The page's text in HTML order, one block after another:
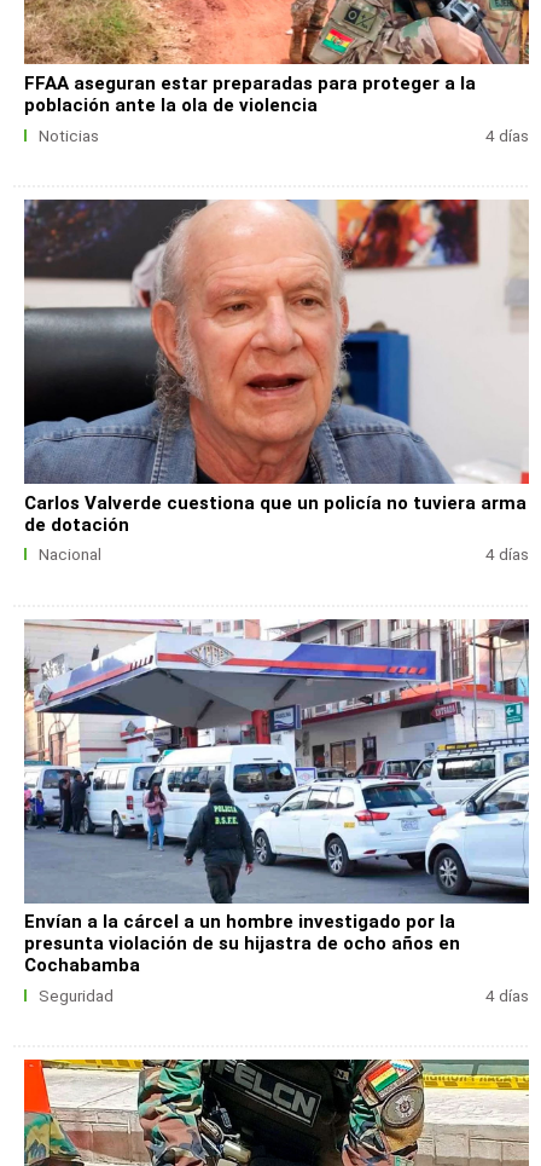
FFAA aseguran estar preparadas para proteger a la
población ante la ola de violencia
Noticias 4 días
Carlos Valverde cuestiona que un policía no tuviera arma
de dotación
Nacional 4 días
Envían a la cárcel a un hombre investigado por la
presunta violación de su hijastra de ocho años en
Cochabamba
Seguridad 4 días